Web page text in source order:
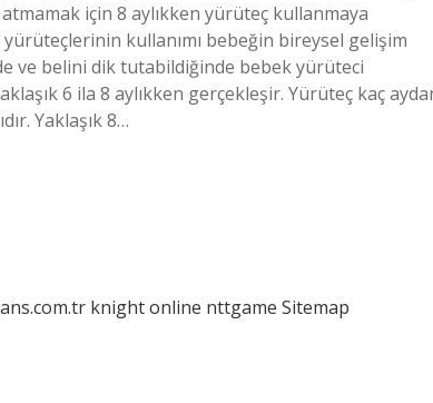
için 8 aylıkken yürüteç kullanmaya
kullanımı bebeğin bireysel gelişim
ve belini dik tutabildiğinde bebek yürüteci
6 ila 8 aylıkken gerçekleşir. Yürüteç kaç
Yaklaşık 8…
knight online nttgame Sitemap